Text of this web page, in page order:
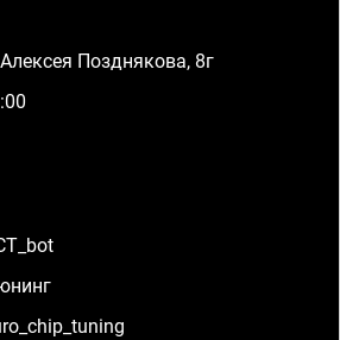
Позднякова, 8г